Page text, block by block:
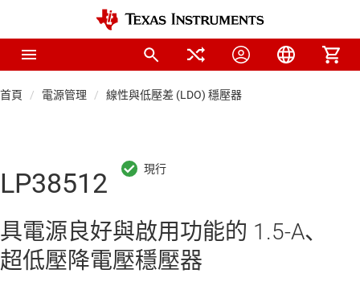
首頁 電源管理 線性與低壓差 (LDO) 穩壓器
LP38512
具電源良好與啟用功能的 1.5-A、
超低壓降電壓穩壓器